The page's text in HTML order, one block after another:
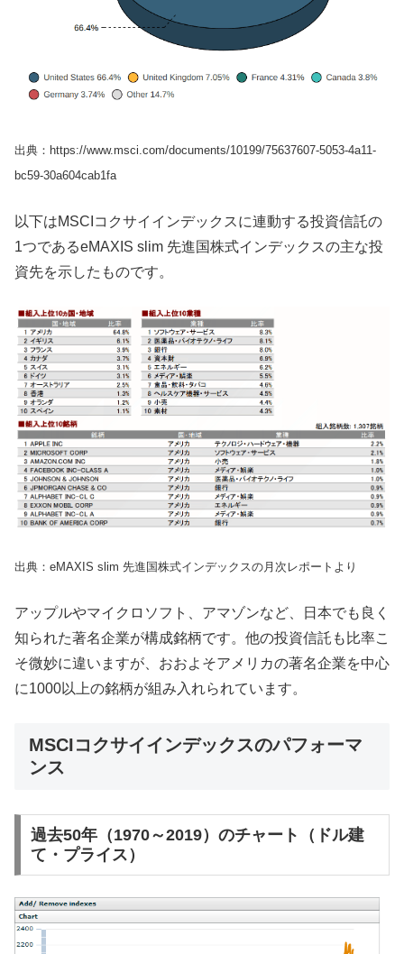
出典：https://www.msci.com/documents/10199/75637607-5053-4a11-
bc59-30a604cab1fa
以下はMSCIコクサイインデックスに連動する投資信託の
1つであるeMAXIS slim 先進国株式インデックスの主な投
資先を示したものです。
出典：eMAXIS slim 先進国株式インデックスの月次レポートより
アップルやマイクロソフト、アマゾンなど、日本でも良く
知られた著名企業が構成銘柄です。他の投資信託も比率こ
そ微妙に違いますが、おおよそアメリカの著名企業を中心
に1000以上の銘柄が組み入れられています。
MSCIコクサイインデックスのパフォーマ
ンス
過去50年（1970～2019）のチャート（ドル建
て・プライス）